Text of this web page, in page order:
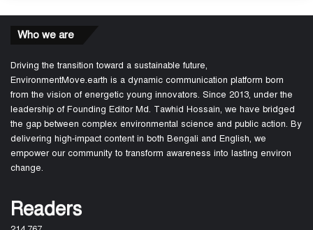
Who we are
Driving the transition toward a sustainable future,
EnvironmentMove.earth is a dynamic communication platform born
from the vision of energetic young innovators. Since 2013, under the
leadership of Founding Editor Md. Tawhid Hossain, we have bridged
the gap between complex environmental science and public action. By
delivering high-impact content in both Bengali and English, we
empower our community to transform awareness into lasting environ
change.
Readers